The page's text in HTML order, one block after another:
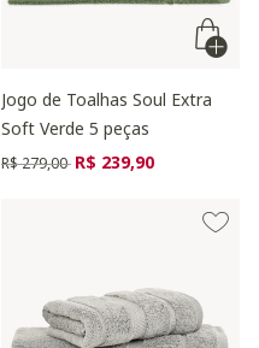
Jogo de Toalhas Soul Extra
Soft Verde 5 peças
Preço reduzido de
R$ 279,00 para
R$ 239,90